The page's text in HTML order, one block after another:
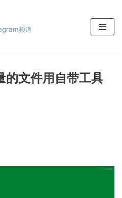
频道
文件用自带工具